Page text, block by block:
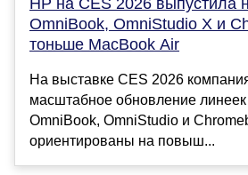
HP на CES 2026 выпустила
OmniBook, OmniStudio X и
тоньше MacBook Air
На выставке CES 2026
масштабное обновление линеек
OmniBook, OmniStudio и
ориентированы на повыш...